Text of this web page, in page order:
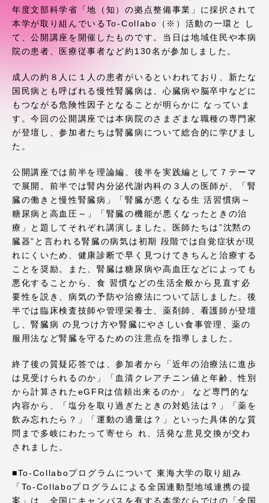
年度文部科学省「地（知）の拠点整備事業」に採択されて
本学が取り組んでいるTo-Collabo（※）活動の一環と し
て、公開講座を開催したものです。当日は地域住民や本病
院の患者、医療従事者など約130名が参加しました。
成人の約８人に１人の患者がいるといわれており、新たな
国民病とも呼ばれる慢性腎臓病は、心臓病や脳卒中などに
もつながる危険性因子となることが明らかに なっていま
す。今回の公開講座では本病院のさまざまな職種の専門家
が登壇し、参加者たちは腎臓病について総合的に学びまし
た。
公開講座では前半を理論編、後半を実践編として７テーマ
で展開。前半では腎内分泌代謝内科の３人の医師が、「腎
臓の働きと慢性腎臓病」「腎臓が悪くなる生 活習慣病～
糖尿病と高血圧～」「腎臓の機能が悪くなったときの治
療」と題してそれぞれ講演しました。医師たちは”沈黙の
臓器”と言われる腎臓の病気は初期 段階では自覚症状が現
れにくいため、健康診断で早く見つけてきちんと治療する
ことを奨励。また、腎臓は糖尿病や高血圧などによっても
悪化することから、食 習慣などの生活全般から見直す必
要性を説き、病気の予防や治療法について話しました。後
半では臨床検査技師や管理栄養士、薬剤師、看護師が登壇
し、腎臓病 の見つけ方や腎臓にやさしい食事管理、薬の
服用法など腎臓を守るための注意点を指導しました。
終了後の質疑応答では、参加者から「近年の治療法に進歩
は見受けられるのか」「血清クレアチニン値と年齢、性別
から計算されたeGFRは信頼出来るのか」 など専門的な
内容から、「塩分を取り過ぎたときの対処法は？」「薬を
飲み忘れたら？」「運動の適量は？」といった具体的な質
問まで多岐にわたって寄せら れ、活発な意見交換が交わ
されました。
■To-Collaboプログラムについて 東海大学の取り組み
「To-Collaboプログラムによる全国連動型地域連携の提
案」は、全国にキャンパスを有する本学ならではの「全国
学園ネットワーク
各種情報・お問い合わせ
アクセス情報
品川キャンパス 湘南キャンパス
伊勢原キャンパス 静岡キャンパス
熊本キャンパス
阿蘇くまもと
臨空キャンパス
札幌キャンパス
TOKAIスポーツ